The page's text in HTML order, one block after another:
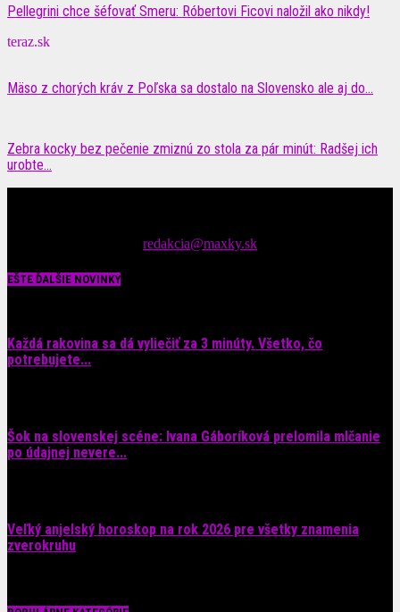
Pellegrini chce šéfovať Smeru: Róbertovi Ficovi naložil ako nikdy!
teraz.sk
Mäso z chorých kráv z Poľska sa dostalo na Slovensko ale aj do...
Zebra kocky bez pečenie zmiznú zo stola za pár minút: Radšej ich
urobte...
redakcia@maxky.sk
EŠTE ĎALŠIE NOVINKY
Každá rakovina sa dá vyliečiť za 3 minúty. Všetko, čo
potrebujete...
Šok na slovenskej scéne: Ivana Gáboríková prelomila mlčanie
po údajnej nevere...
Veľký anjelský horoskop na rok 2026 pre všetky znamenia
zverokruhu